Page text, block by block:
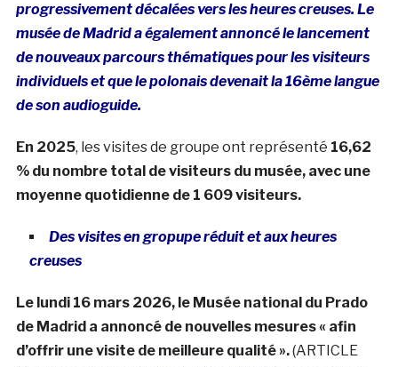
progressivement décalées vers les heures creuses. Le
musée de Madrid a également annoncé le lancement
de nouveaux parcours thématiques pour les visiteurs
individuels et que le polonais devenait la 16ème langue
de son audioguide.
En 2025, les visites de groupe ont représenté 16,62
% du nombre total de visiteurs du musée, avec une
moyenne quotidienne de 1 609 visiteurs.
Des visites en gropupe réduit et aux heures
creuses
Le lundi 16 mars 2026, le Musée national du Prado
de Madrid a annoncé de nouvelles mesures « afin
d’offrir une visite de meilleure qualité ».(ARTICLE